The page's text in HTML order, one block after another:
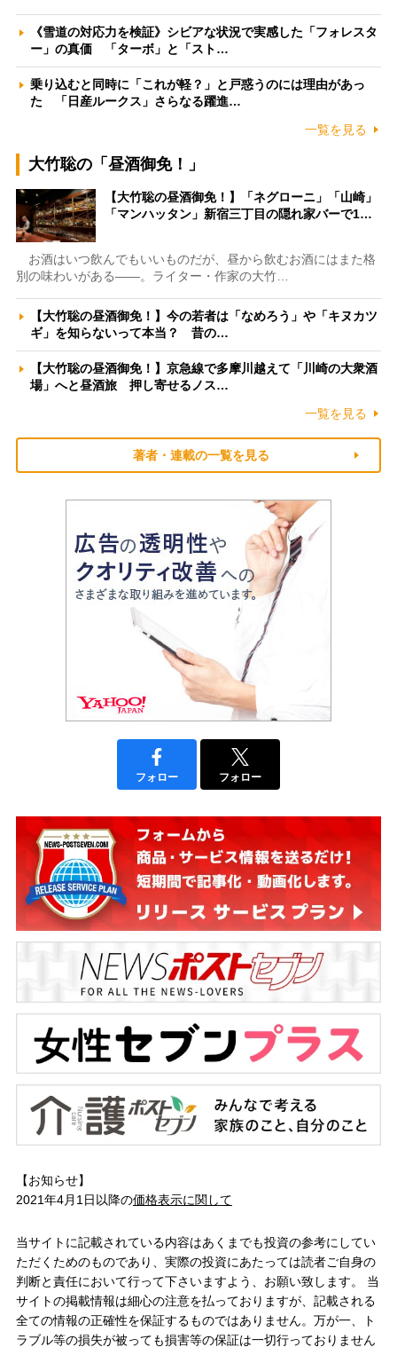
《雪道の対応力を検証》シビアな状況で実感した「フォレスタ
ー」の真価 「ターボ」と「スト…
乗り込むと同時に「これが軽？」と戸惑うのには理由があっ
た 「日産ルークス」さらなる躍進…
一覧を見る
大竹聡の「昼酒御免！」
【大竹聡の昼酒御免！】「ネグローニ」「山崎」
「マンハッタン」新宿三丁目の隠れ家バーで1…
お酒はいつ飲んでもいいものだが、昼から飲むお酒にはまた格
別の味わいがある――。ライター・作家の大竹…
【大竹聡の昼酒御免！】今の若者は「なめろう」や「キヌカツ
ギ」を知らないって本当？ 昔の…
【大竹聡の昼酒御免！】京急線で多摩川越えて「川崎の大衆酒
場」へと昼酒旅 押し寄せるノス…
一覧を見る
著者・連載の一覧を見る
フォロー フォロー
【お知らせ】
2021年4月1日以降の価格表示に関して
当サイトに記載されている内容はあくまでも投資の参考にしてい
ただくためのものであり、実際の投資にあたっては読者ご自身の
判断と責任において行って下さいますよう、お願い致します。 当
サイトの掲載情報は細心の注意を払っておりますが、記載される
全ての情報の正確性を保証するものではありません。万が一、ト
ラブル等の損失が被っても損害等の保証は一切行っておりません